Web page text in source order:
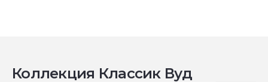
Коллекция Классик Вуд